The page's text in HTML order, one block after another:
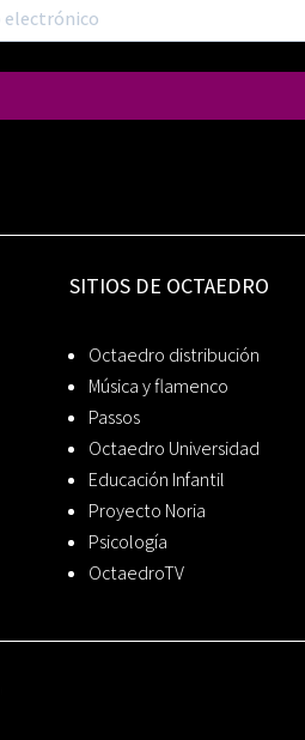
SITIOS DE OCTAEDRO
Octaedro distribución
Música y flamenco
Passos
Octaedro Universidad
Educación Infantil
Proyecto Noria
Psicología
OctaedroTV